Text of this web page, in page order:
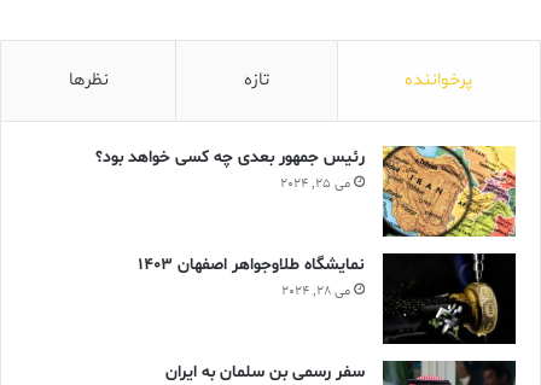
پرخواننده تازه نظرها
رئیس جمهور بعدی چه کسی خواهد بود؟
می 25, 2024
نمایشگاه طلاوجواهر اصفهان 1403
می 28, 2024
سفر رسمی بن سلمان به ایران